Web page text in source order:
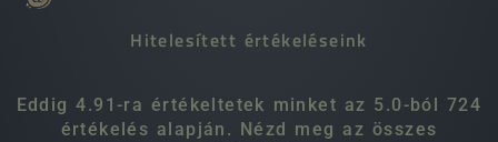
Hitelesített értékeléseink
Eddig 4.91-ra értékeltetek minket az 5.0-ból 724
értékelés alapján. Nézd meg az összes